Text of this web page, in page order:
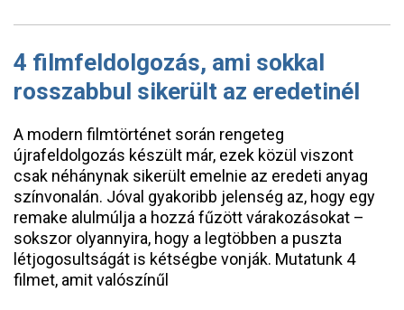
4 filmfeldolgozás, ami sokkal
rosszabbul sikerült az eredetinél
A modern filmtörténet során rengeteg
újrafeldolgozás készült már, ezek közül viszont
csak néhánynak sikerült emelnie az eredeti anyag
színvonalán. Jóval gyakoribb jelenség az, hogy egy
remake alulmúlja a hozzá fűzött várakozásokat –
sokszor olyannyira, hogy a legtöbben a puszta
létjogosultságát is kétségbe vonják. Mutatunk 4
filmet, amit valószínűl